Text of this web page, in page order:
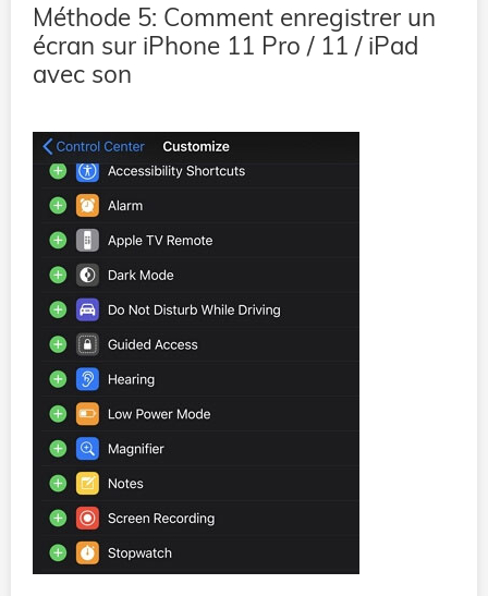
Méthode 5: Comment enregistrer un
écran sur iPhone 11 Pro / 11 / iPad
avec son